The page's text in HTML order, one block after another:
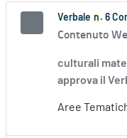
Verbale n . 6
Contenuto
culturali
approva il
Aree